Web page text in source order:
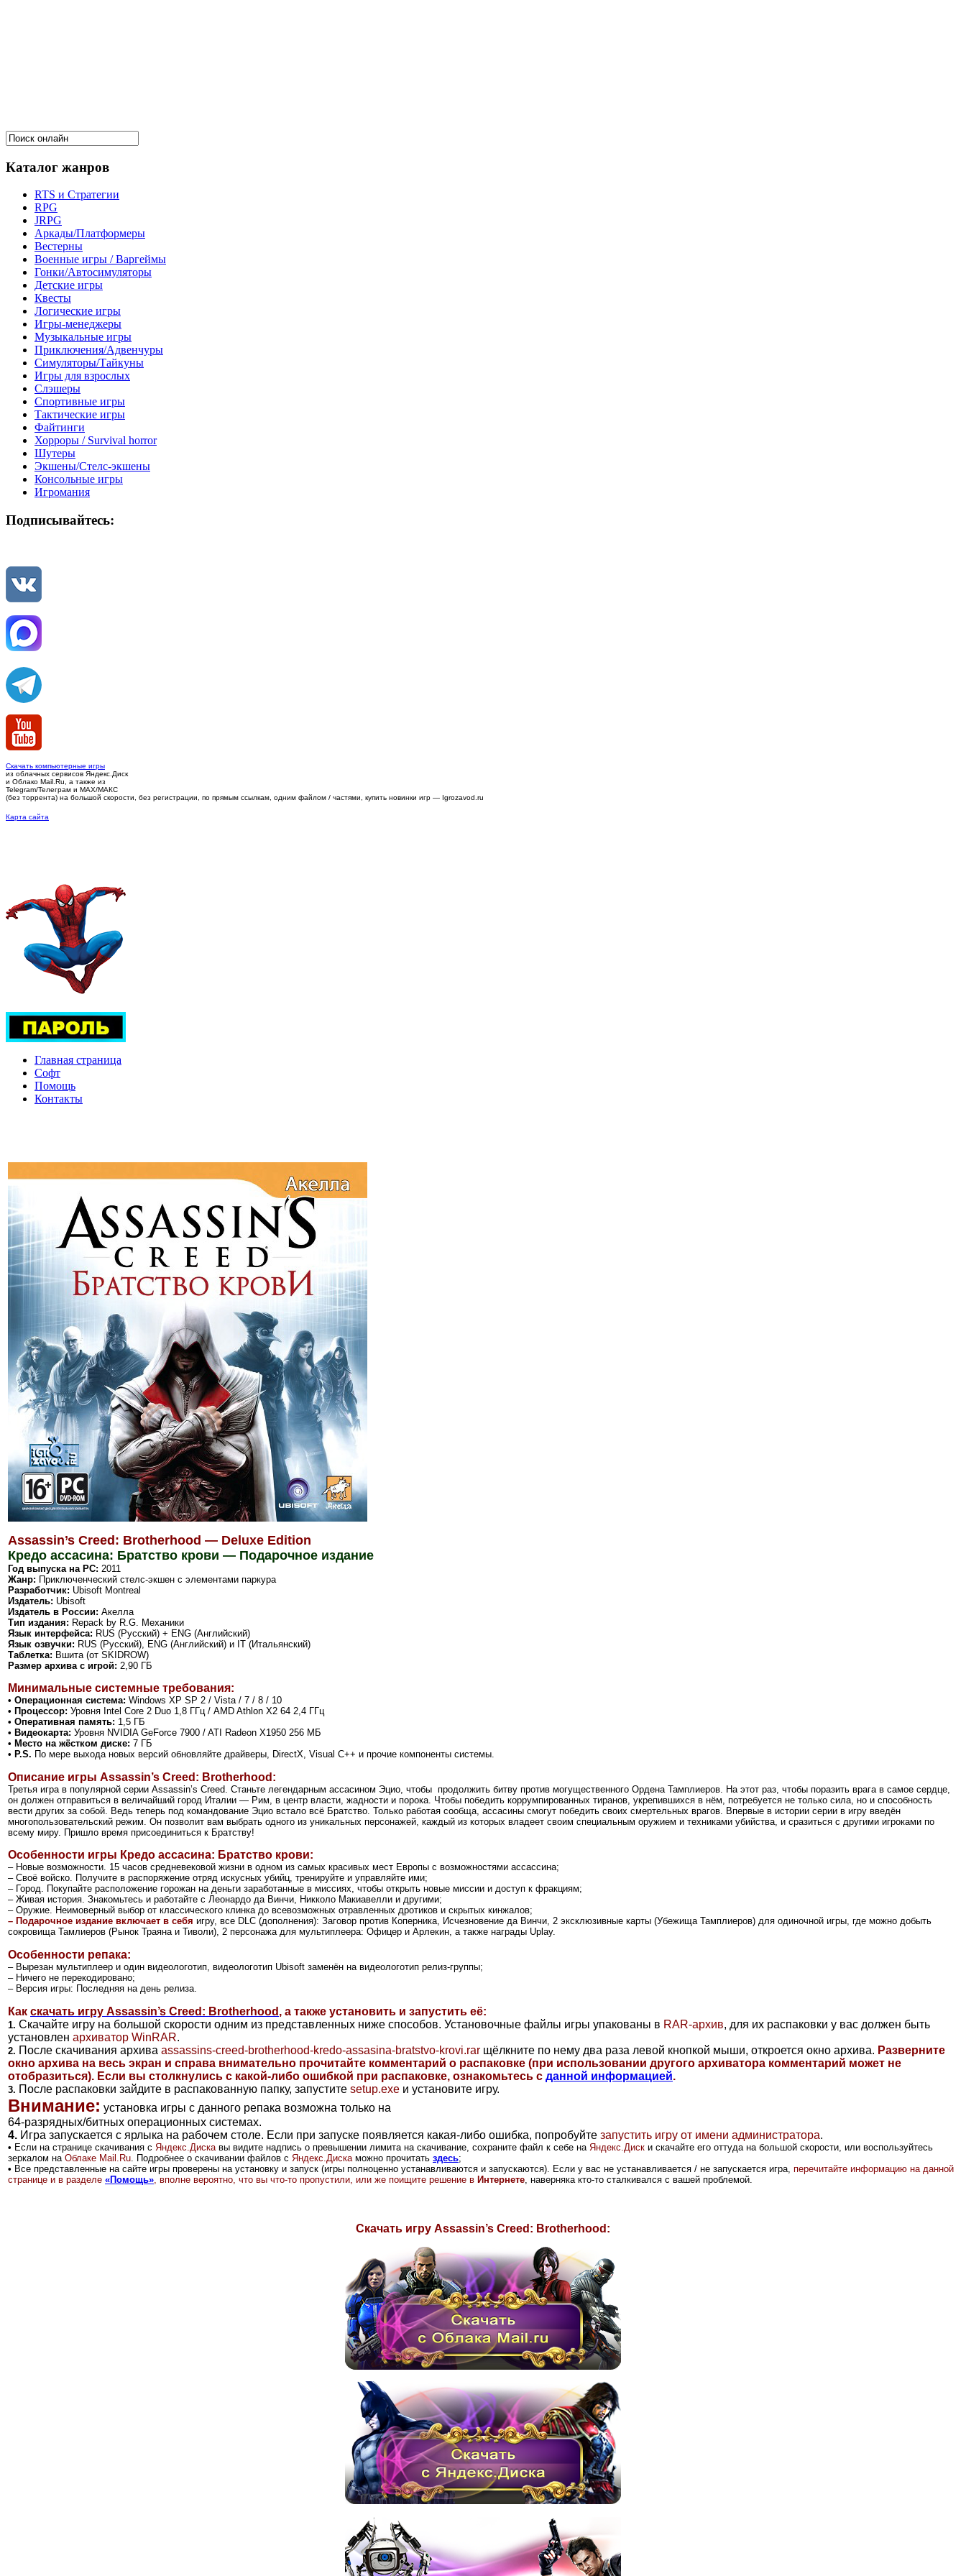
Каталог жанров
RTS и Стратегии
RPG
JRPG
Аркады/Платформеры
Вестерны
Военные игры / Варгеймы
Гонки/Автосимуляторы
Детские игры
Квесты
Логические игры
Игры-менеджеры
Музыкальные игры
Приключения/Адвенчуры
Симуляторы/Тайкуны
Игры для взрослых
Слэшеры
Спортивные игры
Тактические игры
Файтинги
Хорроры / Survival horror
Шутеры
Экшены/Стелс-экшены
Консольные игры
Игромания
Подписывайтесь:
Скачать компьютерные игры
из облачных сервисов Яндекс.Диск
и Облако Mail.Ru, а также из
Telegram/Телеграм и MAX/МАКС
(без торрента) на большой скорости, без регистрации, по прямым ссылкам, одним файлом / частями, купить новинки игр — Igrozavod.ru
Карта сайта
Главная страница
Софт
Помощь
Контакты
Assassin’s Creed: Brotherhood — Deluxe Edition
Кредо ассасина: Братство крови — Подарочное издание
Год выпуска на PC: 2011
Жанр: Приключенческий стелс-экшен с элементами паркура
Разработчик: Ubisoft Montreal
Издатель: Ubisoft
Издатель в России: Акелла
Тип издания: Repack by R.G. Механики
Язык интерфейса: RUS (Русский) + ENG (Английский)
Язык озвучки: RUS (Русский), ENG (Английский) и IT (Итальянский)
Таблетка: Вшита (от SKIDROW)
Размер архива с игрой: 2,90 ГБ
Минимальные системные требования:
• Операционная система: Windows XP SP 2 / Vista / 7 / 8 / 10
• Процессор: Уровня Intel Core 2 Duo 1,8 ГГц / AMD Athlon X2 64 2,4 ГГц
• Оперативная память: 1,5 ГБ
• Видеокарта: Уровня NVIDIA GeForce 7900 / ATI Radeon X1950 256 МБ
• Место на жёстком диске: 7 ГБ
• P.S. По мере выхода новых версий обновляйте драйверы, DirectX, Visual C++ и прочие компоненты системы.
Описание игры Assassin’s Creed: Brotherhood :
Третья игра в популярной серии Assassin’s Creed. Станьте легендарным ассасином Эцио, чтобы продолжить битву против могущественного Ордена Тамплиеров. На этот раз, чтобы поразить врага в самое сердце,
он должен отправиться в величайший город Италии — Рим, в центр власти, жадности и порока. Чтобы победить коррумпированных тиранов, укрепившихся в нём, потребуется не только сила, но и способность
вести других за собой. Ведь теперь под командование Эцио встало всё Братство. Только работая сообща, ассасины смогут победить своих смертельных врагов. Впервые в истории серии в игру введён
многопользовательский режим. Он позволит вам выбрать одного из уникальных персонажей, каждый из которых владеет своим специальным оружием и техниками убийства, и сразиться с другими игроками по
всему миру. Пришло время присоединиться к Братству!
Особенности игры Кредо ассасина: Братство крови:
– Новые возможности. 15 часов средневековой жизни в одном из самых красивых мест Европы с возможностями ассассина;
– Своё войско. Получите в распоряжение отряд искусных убийц, тренируйте и управляйте ими;
– Город. Покупайте расположение горожан на деньги заработанные в миссиях, чтобы открыть новые миссии и доступ к фракциям;
– Живая история. Знакомьтесь и работайте с Леонардо да Винчи, Никколо Макиавелли и другими;
– Оружие. Неимоверный выбор от классического клинка до всевозможных отравленных дротиков и скрытых кинжалов;
– Подарочное издание включает в себя игру, все DLC (дополнения): Заговор против Коперника, Исчезновение да Винчи, 2 эксклюзивные карты (Убежища Тамплиеров) для одиночной игры, где можно добыть
сокровища Тамлиеров (Рынок Траяна и Тиволи), 2 персонажа для мультиплеера: Офицер и Арлекин, а также награды Uplay.
Особенности репака:
– Вырезан мультиплеер и один видеологотип, видеологотип Ubisoft заменён на видеологотип релиз-группы;
– Ничего не перекодировано;
– Версия игры: Последняя на день релиза.
Как скачать игру Assassin’s Creed: Brotherhood , а также установить и запустить её:
1. Скачайте игру на большой скорости одним из представленных ниже способов. Установочные файлы игры упакованы в RAR-архив, для их распаковки у вас должен быть
установлен архиватор WinRAR.
2. После скачивания архива assassins-creed-brotherhood-kredo-assasina-bratstvo-krovi.rar щёлкните по нему два раза левой кнопкой мыши, откроется окно архива. Разверните
окно архива на весь экран и справа внимательно прочитайте комментарий о распаковке (при использовании другого архиватора комментарий может не
отобразиться). Если вы столкнулись с какой-либо ошибкой при распаковке, ознакомьтесь с данной информацией.
3. После распаковки зайдите в распакованную папку, запустите setup.exe и установите игру.
Внимание: установка игры с данного репака возможна только на
64-разрядных/битных операционных системах.
4. Игра запускается с ярлыка на рабочем столе. Если при запуске появляется какая-либо ошибка, попробуйте запустить игру от имени администратора.
• Если на странице скачивания с Яндекс.Диска вы видите надпись о превышении лимита на скачивание, сохраните файл к себе на Яндекс.Диск и скачайте его оттуда на большой скорости, или воспользуйтесь
зеркалом на Облаке Mail.Ru Подробнее о скачивании файлов с Яндекс.Диска можно прочитать здесь;
• Все представленные на сайте игры проверены на установку и запуск (игры полноценно устанавливаются и запускаются). Если у вас не устанавливается / не запускается игра, перечитайте информацию на данной
странице и в разделе «Помощь» , вполне вероятно, что вы что-то пропустили, или же поищите решение в Интернете , наверняка кто-то сталкивался с вашей проблемой.
Скачать игру Assassin’s Creed: Brotherhood: